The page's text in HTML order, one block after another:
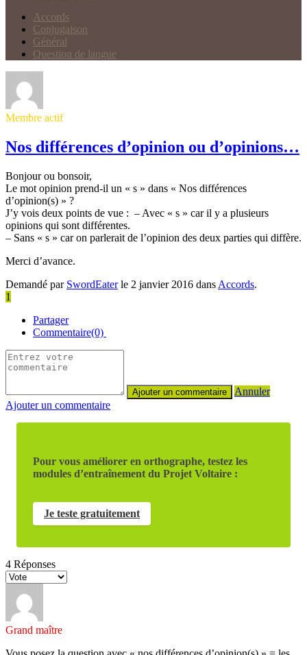
Accords
Conjugaison
Général
Question de langue
Membre actif
Nos différences d’opinion ou d’opinions…
Bonjour ou bonsoir,
Le mot opinion prend-il un « s » dans « Nos différences
d’opinion(s) » ?
J’y vois deux points de vue : – Avec « s » car il y a plusieurs
opinions qui sont différentes.
– Sans « s » car on parlerait de l’opinion des deux parties qui diffère.
Merci d’avance.
Demandé par SwordEaterle 2 janvier 2016 dans Accords.
1
Partager
Commentaire(0)
Annuler
Ajouter un commentaire
Pour vous améliorer en orthographe, testez les
modules d’entraînement du Projet Voltaire :
Je teste gratuitement
4 Réponses
Grand maître